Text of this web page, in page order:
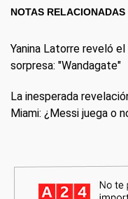
NOTAS RELACIONADAS
Yanina Latorre reveló
sorpresa: "Wandagate"
La inesperada
Miami: ¿Messi juega o